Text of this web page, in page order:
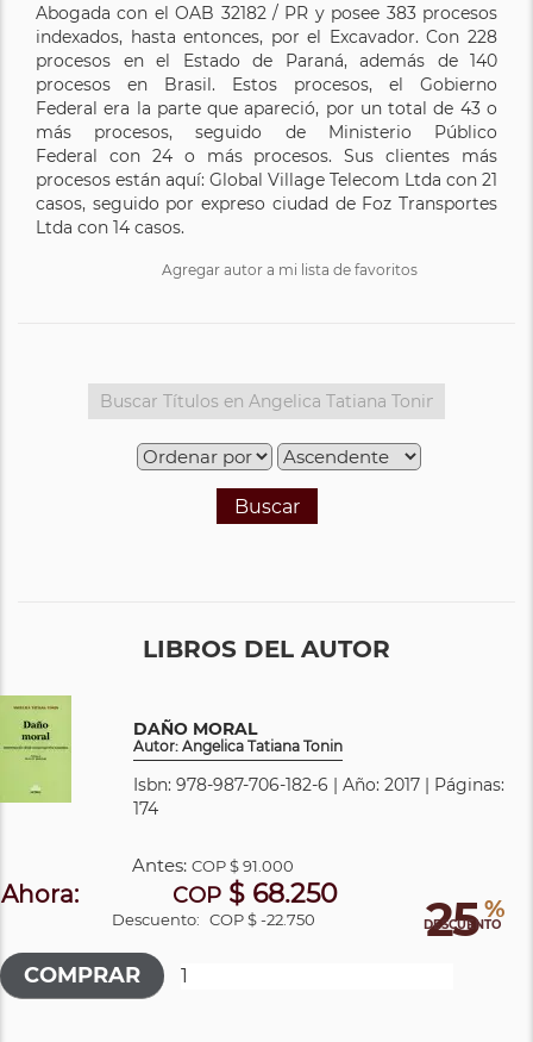
Abogada con el OAB 32182 / PR y posee 383 procesos
indexados, hasta entonces, por el Excavador. Con 228
procesos en el Estado de Paraná, además de 140
procesos en Brasil. Estos procesos, el Gobierno
Federal era la parte que apareció, por un total de 43 o
más procesos, seguido de Ministerio Público
Federal con 24 o más procesos. Sus clientes más
procesos están aquí: Global Village Telecom Ltda con 21
casos, seguido por expreso ciudad de Foz Transportes
Ltda con 14 casos.
Agregar autor a mi lista de favoritos
Buscar
LIBROS DEL AUTOR
DAÑO MORAL
Autor: Angelica Tatiana Tonin
Isbn: 978-987-706-182-6 | Año: 2017 | Páginas:
174
25 %
DESCUENTO
Antes:COP$ 91.000
Ahora: COP$ 68.250
Descuento: COP $ -22.750